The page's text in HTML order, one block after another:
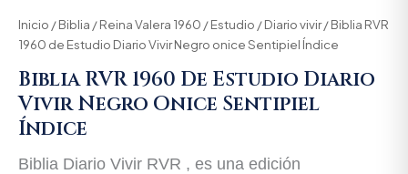
Inicio /Biblia /Reina Valera 1960 /Estudio /Diario vivir/ Biblia RVR
1960 de Estudio Diario Vivir Negro onice Sentipiel Índice
Biblia RVR 1960 De Estudio Diario
Vivir Negro Onice Sentipiel
Índice
Biblia Diario Vivir RVR , es una edición